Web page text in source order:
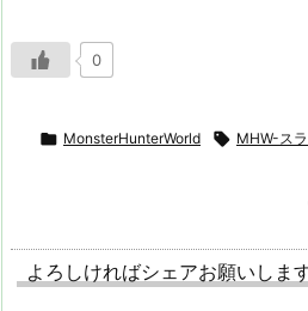
0
 MonsterHunterWorld  MHW-ス
よろしければシェアお願いしま